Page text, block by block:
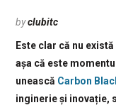
byclubitc
Este clar că nu
așa că este
unească Carbon
inginerie și inovație,